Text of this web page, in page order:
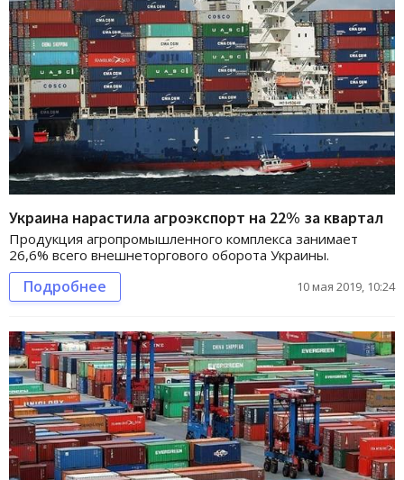
Украина нарастила агроэкспорт на 22% за квартал
Продукция агропромышленного комплекса занимает
26,6% всего внешнеторгового оборота Украины.
Подробнее 10 мая 2019, 10:24